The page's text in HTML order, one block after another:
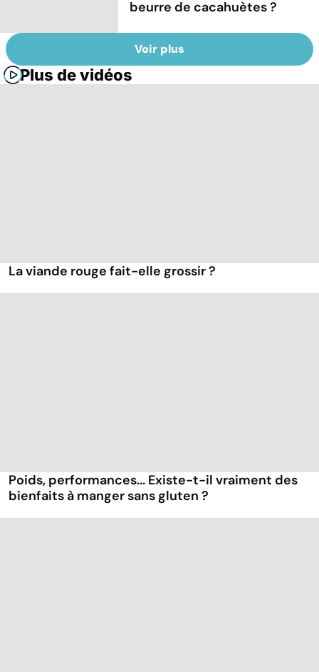
beurre de cacahuètes ?
Voir plus
Plus de vidéos
La viande rouge fait-elle grossir ?
Poids, performances... Existe-t-il vraiment des
bienfaits à manger sans gluten ?